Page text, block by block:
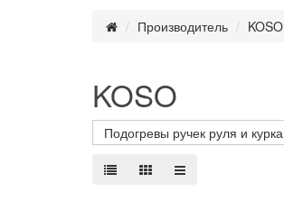
Производитель KOSO
KOSO
Подогревы ручек руля и курка